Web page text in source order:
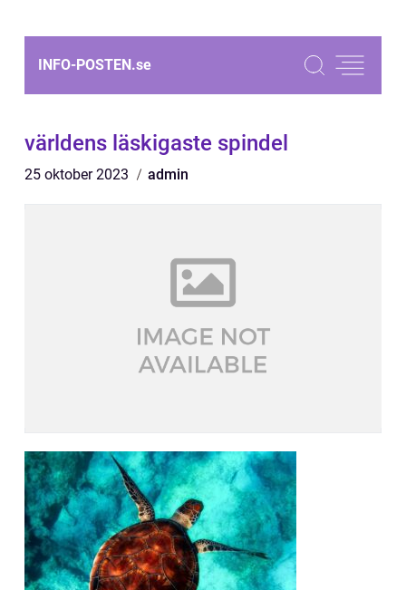
INFO-POSTEN.se
världens läskigaste spindel
25 oktober 2023 admin